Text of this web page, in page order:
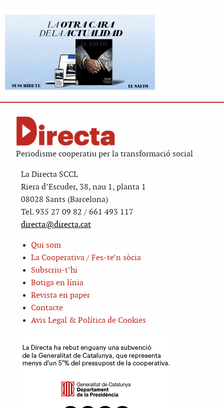
Periodisme cooperatiu per la transformació social
La Directa SCCL
Riera d’Escuder, 38, nau 1, planta 1
08028 Sants (Barcelona)
Tel. 935 27 09 82 / 661 493 117
directa@directa.cat
Qui som
La Cooperativa / Fes-te’n sòcia
Subscriu-t’hi
Botiga en línia
Revista en paper
Contacte
Avis Legal & Política de Cookies